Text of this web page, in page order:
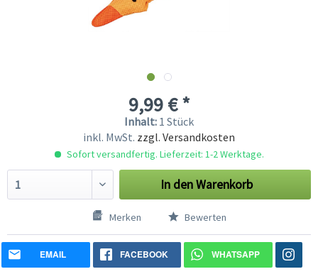
9,99 € *
Inhalt: 1 Stück
inkl. MwSt. zzgl. Versandkosten
Sofort versandfertig. Lieferzeit: 1-2 Werktage.
In denWarenkorb
Merken Bewerten
EMAIL FACEBOOK WHATSAPP